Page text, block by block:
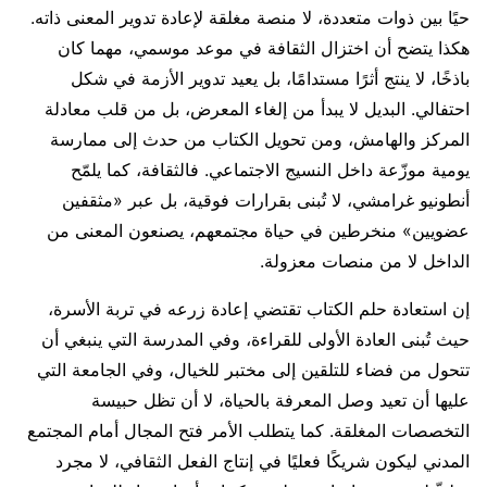
حيًا بين ذوات متعددة، لا منصة مغلقة لإعادة تدوير المعنى ذاته.
هكذا يتضح أن اختزال الثقافة في موعد موسمي، مهما كان
باذخًا، لا ينتج أثرًا مستدامًا، بل يعيد تدوير الأزمة في شكل
احتفالي. البديل لا يبدأ من إلغاء المعرض، بل من قلب معادلة
المركز والهامش، ومن تحويل الكتاب من حدث إلى ممارسة
يومية موزّعة داخل النسيج الاجتماعي. فالثقافة، كما يلمّح
أنطونيو غرامشي، لا تُبنى بقرارات فوقية، بل عبر «مثقفين
عضويين» منخرطين في حياة مجتمعهم، يصنعون المعنى من
الداخل لا من منصات معزولة.
إن استعادة حلم الكتاب تقتضي إعادة زرعه في تربة الأسرة،
حيث تُبنى العادة الأولى للقراءة، وفي المدرسة التي ينبغي أن
تتحول من فضاء للتلقين إلى مختبر للخيال، وفي الجامعة التي
عليها أن تعيد وصل المعرفة بالحياة، لا أن تظل حبيسة
التخصصات المغلقة. كما يتطلب الأمر فتح المجال أمام المجتمع
المدني ليكون شريكًا فعليًا في إنتاج الفعل الثقافي، لا مجرد